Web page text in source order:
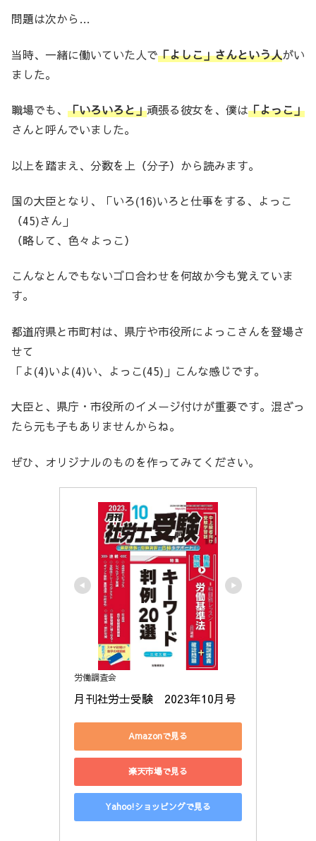
問題は次から…
当時、一緒に働いていた人で「よしこ」さんという人がい
ました。
職場でも、 「いろいろと」頑張る彼女を、僕は「よっこ」
さんと呼んでいました。
以上を踏まえ、分数を上（分子）から読みます。
国の大臣となり、「いろ(16)いろと仕事をする、よっこ
（45)さん」
（略して、色々よっこ）
こんなとんでもないゴロ合わせを何故か今も覚えていま
す。
都道府県と市町村は、県庁や市役所によっこさんを登場さ
せて
「よ(4)いよ(4)い、よっこ(45)」こんな感じです。
大臣と、県庁・市役所のイメージ付けが重要です。混ざっ
たら元も子もありませんからね。
ぜひ、オリジナルのものを作ってみてください。
労働調査会
月刊社労士受験　2023年10月号
Amazonで見る
楽天市場で見る
Yahoo!ショッピングで見る